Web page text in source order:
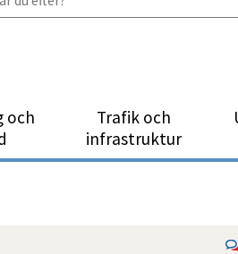
och
Trafik och
infrastruktur